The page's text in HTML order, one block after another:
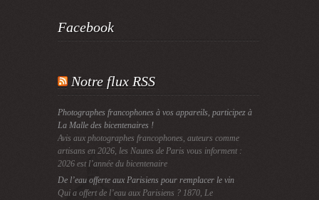
Facebook
Notre flux RSS
Photographes francophones à vos appareils, participez à
La Malle des bicentenaires !
Avis aux photographes francophones, auteurs comme
artisans en 2026, les Nautes de Paris vous informent :
2026 est l’année du bicentenaire
De l’eau offerte aux Parisiens pour remplacer le vin
Qui a offert de l’eau aux Parisiens ? 1870, Le